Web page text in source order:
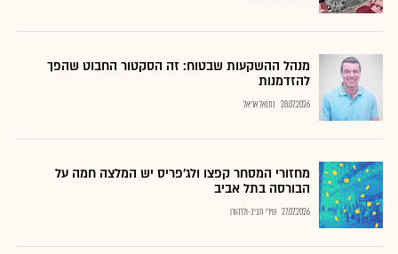
מנהל ההשקעות שבטוח: זה הסקטור החבוט שהפך
להזדמנות
28.07.2026 נתנאל אריאל
מחזורי המסחר קפצו ולג'פריס יש המלצה חמה על
הבורסה בתל אביב
27.07.2026 שירי חביב-ולדהורן